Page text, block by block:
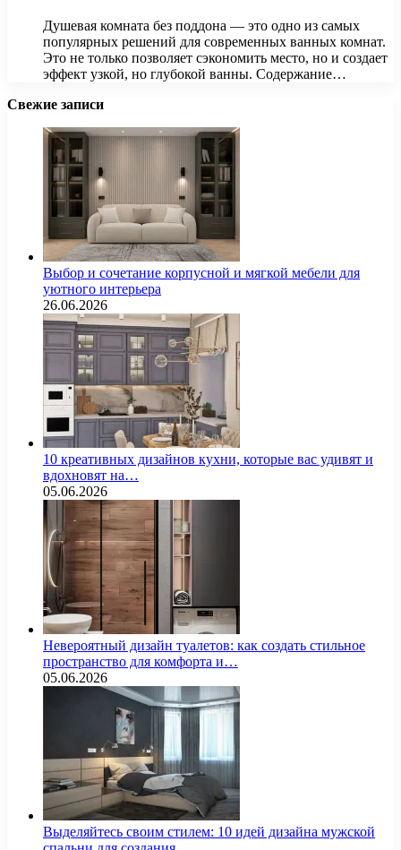
Душевая комната без поддона — это одно из самых
популярных решений для современных ванных комнат.
Это не только позволяет сэкономить место, но и создает
эффект узкой, но глубокой ванны. Содержание…
Свежие записи
Выбор и сочетание корпусной и мягкой мебели для
уютного интерьера
26.06.2026
10 креативных дизайнов кухни, которые вас удивят и
вдохновят на…
05.06.2026
Невероятный дизайн туалетов: как создать стильное
пространство для комфорта и…
05.06.2026
Выделяйтесь своим стилем: 10 идей дизайна мужской